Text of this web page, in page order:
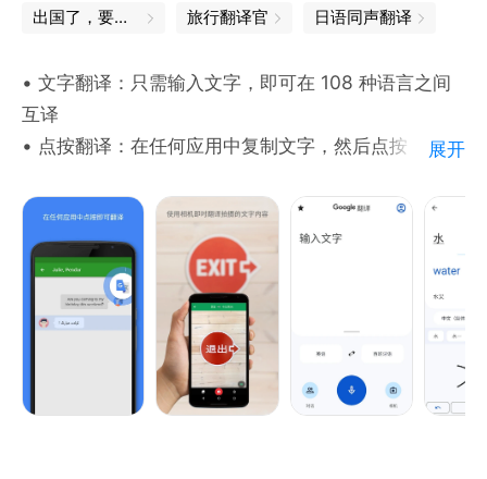
如果你有任何建议或问题，可以发送邮件到
translate@tencent.com。
出国了，要准备些什么 旅行翻译官 日语同声翻译
• 文字翻译：只需输入文字，即可在 108 种语言之间
互译
• 点按翻译：在任何应用中复制文字，然后点按
• 离线翻译：无需连接到互联网即可翻译（支持 59 种
语言）
• 即时相机翻译：只需将相机镜头对准相应图片就能即
时翻译图片中的文字（支持 94 种语言）
• 照片翻译：拍摄或导入照片即可获取优质翻译（支持
• 对话翻译：实时翻译双语对话（支持 70 种语言）
展开